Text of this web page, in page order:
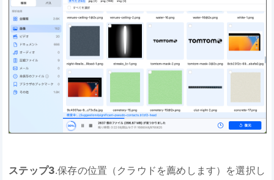
ステップ3.保存の位置（クラウドを薦めします）を選択し